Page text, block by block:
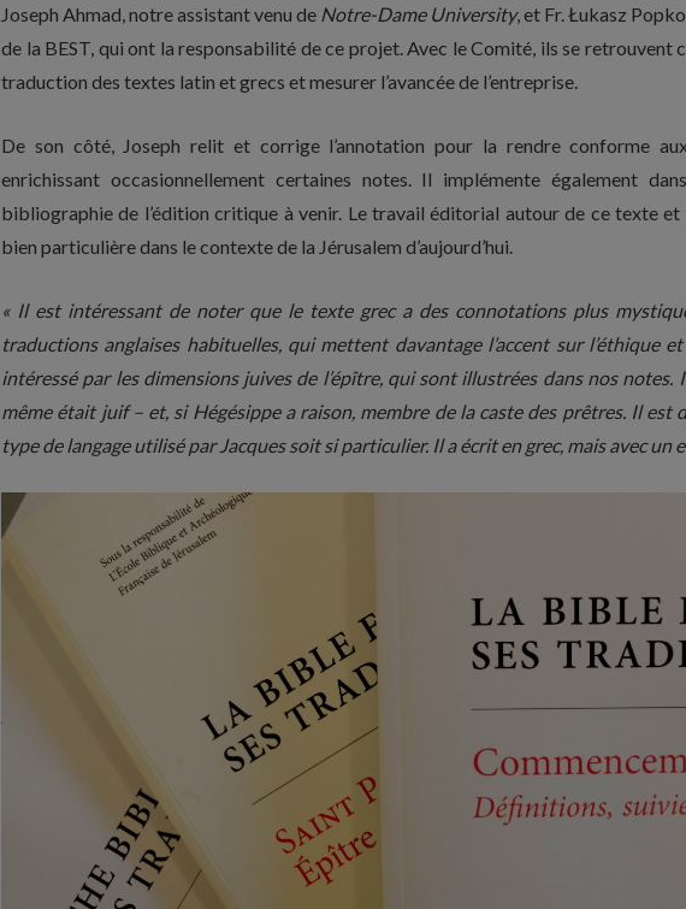
Joseph Ahmad, notre assistant venu de Notre-Dame University, et Fr. Łukasz
de la BEST, qui ont la responsabilité de ce projet. Avec le Comité, ils se retrouvent
traduction des textes latin et grecs et mesurer l’avancée de l’entreprise.
De son côté, Joseph relit et corrige l’annotation pour la rendre conforme
enrichissant occasionnellement certaines notes. Il implémente également
bibliographie de l’édition critique à venir. Le travail éditorial autour de ce texte et
bien particulière dans le contexte de la Jérusalem d’aujourd’hui.
« Il est intéressant de noter que le texte grec a des connotations plus
traductions anglaises habituelles, qui mettent davantage l’accent sur l’éthique
intéressé par les dimensions juives de l’épître, qui sont illustrées dans nos
même était juif – et, si Hégésippe a raison, membre de la caste des prêtres. Il
type de langage utilisé par Jacques soit si particulier. Il a écrit en grec, mais avec un